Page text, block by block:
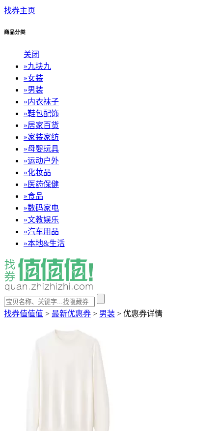
找券主页
商品分类
关闭
»九块九
»女装
»男装
»内衣袜子
»鞋包配饰
»居家百货
»家装家纺
»母婴玩具
»运动户外
»化妆品
» 医药保健
»食品
»数码家电
»文教娱乐
»汽车用品
»本地&生活
找券值值值 > 最新优惠券 > 男装 > 优惠券详情